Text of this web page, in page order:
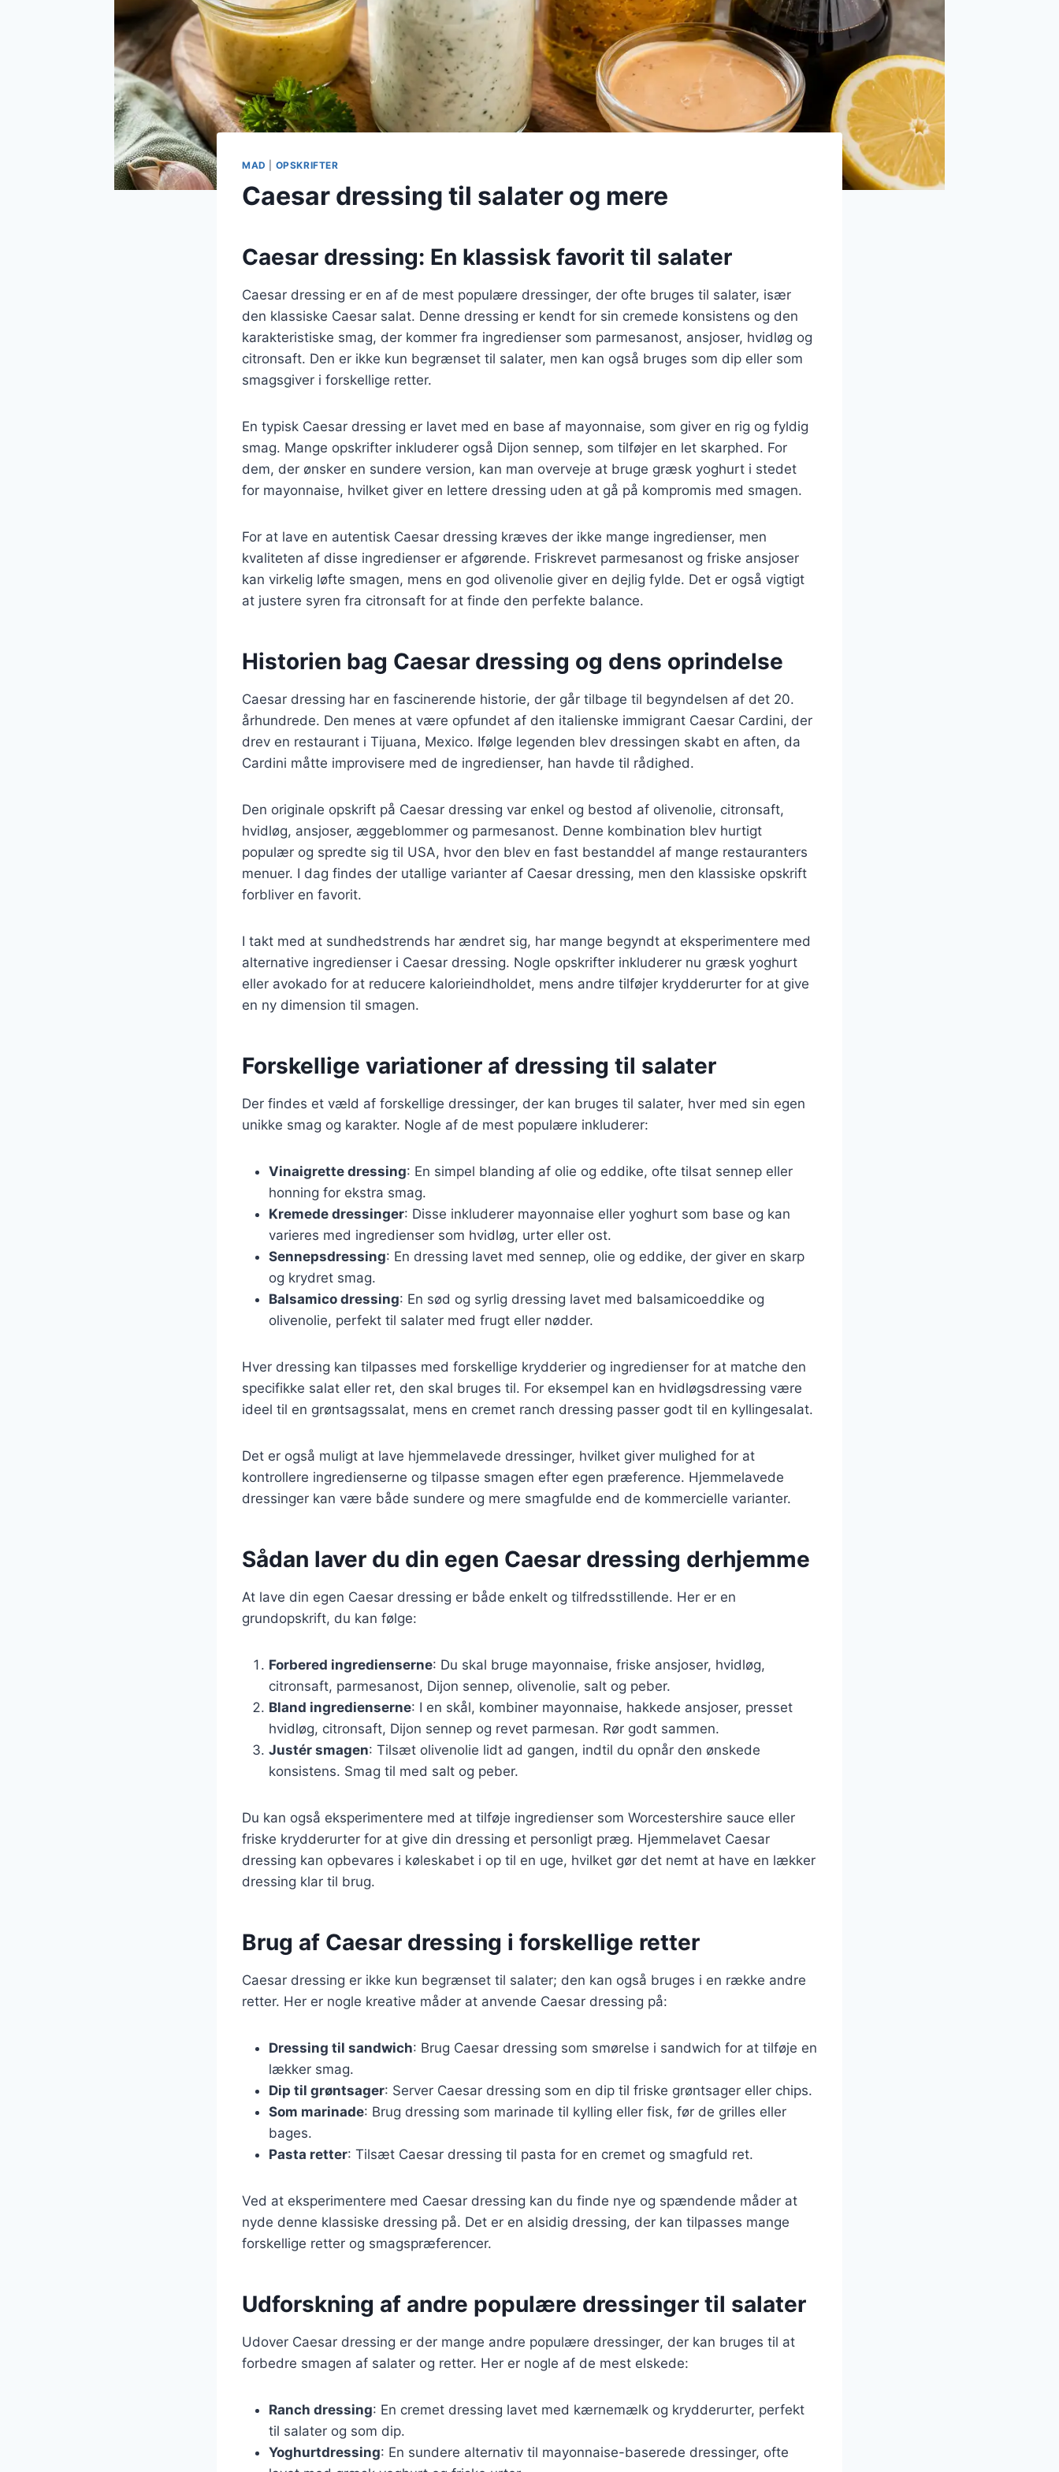
MAD OPSKRIFTER
Caesar dressing til salater og mere
Caesar dressing: En klassisk favorit til salater
Caesar dressing er en af de mest populære dressinger, der ofte bruges til salater, især
den klassiske Caesar salat. Denne dressing er kendt for sin cremede konsistens og den
karakteristiske smag, der kommer fra ingredienser som parmesanost, ansjoser, hvidløg og
citronsaft. Den er ikke kun begrænset til salater, men kan også bruges som dip eller som
smagsgiver i forskellige retter.
En typisk Caesar dressing er lavet med en base af mayonnaise, som giver en rig og fyldig
smag. Mange opskrifter inkluderer også Dijon sennep, som tilføjer en let skarphed. For
dem, der ønsker en sundere version, kan man overveje at bruge græsk yoghurt i stedet
for mayonnaise, hvilket giver en lettere dressing uden at gå på kompromis med smagen.
For at lave en autentisk Caesar dressing kræves der ikke mange ingredienser, men
kvaliteten af disse ingredienser er afgørende. Friskrevet parmesanost og friske ansjoser
kan virkelig løfte smagen, mens en god olivenolie giver en dejlig fylde. Det er også vigtigt
at justere syren fra citronsaft for at finde den perfekte balance.
Historien bag Caesar dressing og dens oprindelse
Caesar dressing har en fascinerende historie, der går tilbage til begyndelsen af det 20.
århundrede. Den menes at være opfundet af den italienske immigrant Caesar Cardini, der
drev en restaurant i Tijuana, Mexico. Ifølge legenden blev dressingen skabt en aften, da
Cardini måtte improvisere med de ingredienser, han havde til rådighed.
Den originale opskrift på Caesar dressing var enkel og bestod af olivenolie, citronsaft,
hvidløg, ansjoser, æggeblommer og parmesanost. Denne kombination blev hurtigt
populær og spredte sig til USA, hvor den blev en fast bestanddel af mange restauranters
menuer. I dag findes der utallige varianter af Caesar dressing, men den klassiske opskrift
forbliver en favorit.
I takt med at sundhedstrends har ændret sig, har mange begyndt at eksperimentere med
alternative ingredienser i Caesar dressing. Nogle opskrifter inkluderer nu græsk yoghurt
eller avokado for at reducere kalorieindholdet, mens andre tilføjer krydderurter for at give
en ny dimension til smagen.
Forskellige variationer af dressing til salater
Der findes et væld af forskellige dressinger, der kan bruges til salater, hver med sin egen
unikke smag og karakter. Nogle af de mest populære inkluderer:
Vinaigrette dressing: En simpel blanding af olie og eddike, ofte tilsat sennep eller
honning for ekstra smag.
Kremede dressinger: Disse inkluderer mayonnaise eller yoghurt som base og kan
varieres med ingredienser som hvidløg, urter eller ost.
Sennepsdressing: En dressing lavet med sennep, olie og eddike, der giver en skarp
og krydret smag.
Balsamico dressing: En sød og syrlig dressing lavet med balsamicoeddike og
olivenolie, perfekt til salater med frugt eller nødder.
Hver dressing kan tilpasses med forskellige krydderier og ingredienser for at matche den
specifikke salat eller ret, den skal bruges til. For eksempel kan en hvidløgsdressing være
ideel til en grøntsagssalat, mens en cremet ranch dressing passer godt til en kyllingesalat.
Det er også muligt at lave hjemmelavede dressinger, hvilket giver mulighed for at
kontrollere ingredienserne og tilpasse smagen efter egen præference. Hjemmelavede
dressinger kan være både sundere og mere smagfulde end de kommercielle varianter.
Sådan laver du din egen Caesar dressing derhjemme
At lave din egen Caesar dressing er både enkelt og tilfredsstillende. Her er en
grundopskrift, du kan følge:
Forbered ingredienserne: Du skal bruge mayonnaise, friske ansjoser, hvidløg,
citronsaft, parmesanost, Dijon sennep, olivenolie, salt og peber.
Bland ingredienserne: I en skål, kombiner mayonnaise, hakkede ansjoser, presset
hvidløg, citronsaft, Dijon sennep og revet parmesan. Rør godt sammen.
Justér smagen: Tilsæt olivenolie lidt ad gangen, indtil du opnår den ønskede
konsistens. Smag til med salt og peber.
Du kan også eksperimentere med at tilføje ingredienser som Worcestershire sauce eller
friske krydderurter for at give din dressing et personligt præg. Hjemmelavet Caesar
dressing kan opbevares i køleskabet i op til en uge, hvilket gør det nemt at have en lækker
dressing klar til brug.
Brug af Caesar dressing i forskellige retter
Caesar dressing er ikke kun begrænset til salater; den kan også bruges i en række andre
retter. Her er nogle kreative måder at anvende Caesar dressing på:
Dressing til sandwich: Brug Caesar dressing som smørelse i sandwich for at tilføje en
lækker smag.
Dip til grøntsager: Server Caesar dressing som en dip til friske grøntsager eller chips.
Som marinade: Brug dressing som marinade til kylling eller fisk, før de grilles eller
bages.
Pasta retter: Tilsæt Caesar dressing til pasta for en cremet og smagfuld ret.
Ved at eksperimentere med Caesar dressing kan du finde nye og spændende måder at
nyde denne klassiske dressing på. Det er en alsidig dressing, der kan tilpasses mange
forskellige retter og smagspræferencer.
Udforskning af andre populære dressinger til salater
Udover Caesar dressing er der mange andre populære dressinger, der kan bruges til at
forbedre smagen af salater og retter. Her er nogle af de mest elskede:
Ranch dressing: En cremet dressing lavet med kærnemælk og krydderurter, perfekt
til salater og som dip.
Yoghurtdressing: En sundere alternativ til mayonnaise-baserede dressinger, ofte